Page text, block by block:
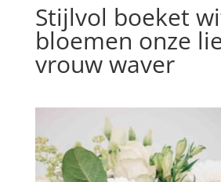
Stijlvol boeket
bloemen onze
vrouw waver